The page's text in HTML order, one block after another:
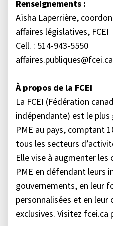
Renseignements :
Aïsha Laperrière,
affaires législatives, FCEI
Cell. : 514-943-5550
affaires.publiques@fcei.ca
À propos de la FCEI
La FCEI (Fédération
indépendante) est le
PME au pays, comptant
tous les secteurs
Elle vise à augmenter les
PME en défendant leurs
gouvernements, en leur
personnalisées et en
exclusives. Visitez fcei.ca